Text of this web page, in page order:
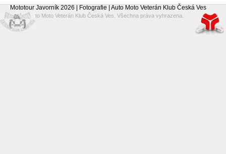
Mototour Javorník 2026 | Fotografie | Auto Moto Veterán Klub Česká Ves
© 2026 Auto Moto Veterán Klub Česká Ves. Všechna práva vyhrazena.